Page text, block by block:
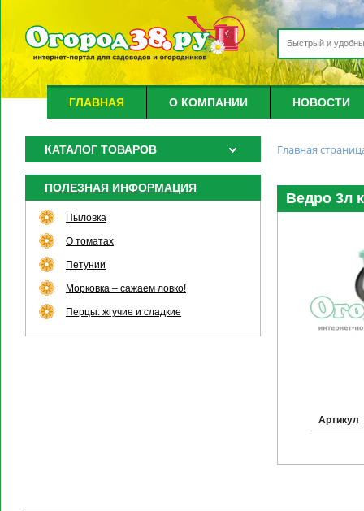
ГЛАВНАЯ О КОМПАНИИ НОВОСТИ
КАТАЛОГ ТОВАРОВ
ПОЛЕЗНАЯ ИНФОРМАЦИЯ
Пыловка
О томатах
Петунии
Морковка – сажаем ловко!
Перцы: жгучие и сладкие
Главная
Ведро 3л
Артикул